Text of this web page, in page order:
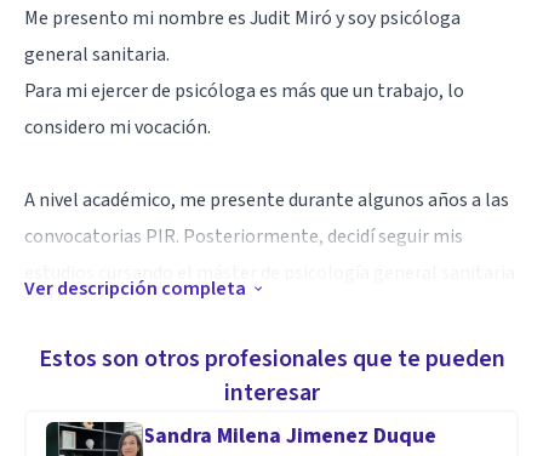
Me presento mi nombre es Judit Miró y soy psicóloga
general sanitaria.
Para mi ejercer de psicóloga es más que un trabajo, lo
considero mi vocación.
A nivel académico, me presente durante algunos años a las
convocatorias PIR. Posteriormente, decidí seguir mis
acreditados especializándome en; -violencia y abusos,-
mediación y familia, -pareja, -sexualidad, -dependencia
emocional,- bienestar emocional e inteligencia
Ver descripción completa
Estos son otros profesionales que te pueden
interesar
Sandra Milena Jimenez Duque